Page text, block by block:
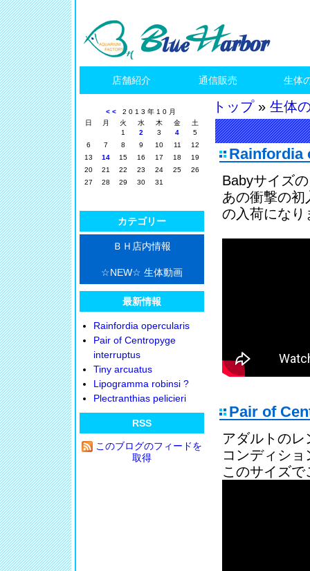
店舗紹介 通信販売 生体
<<
2013年10月
日
月 火 水 木 金
土
1
2 3 4
5
6
7 8 9 10 11
12
13
14 15 16 17 18
19
20
21 22 23 24 25
26
27
28 29 30 31
カテゴリー
ＢＨ店内情報
☆NEW☆ 生体動画
最新情報
Rainfordia opercularis
Pair of Centropyge
interruptus
Tiny arcuatus
Lipogramma robinsi ?
Plectranthias pelicieri
RSS
このブログのフィードを
取得
トップ» 生体
Babyサイズ
あの衝撃の
の入荷になり
Pair of
アダルトの
コンディシ
このサイズ